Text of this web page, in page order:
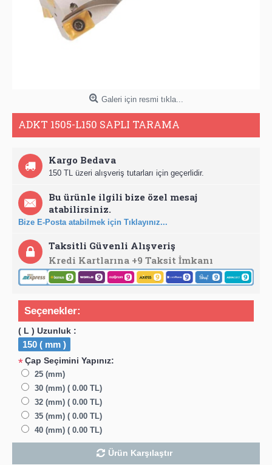
Galeri için resmi tıkla...
ADKT 1505-L150 SAPLI TARAMA
Kargo Bedava
150 TL üzeri alışveriş tutarları için geçerlidir.
Bu ürünle ilgili bize özel mesaj
atabilirsiniz.
Bize E-Posta atabilmek için Tıklayınız...
Taksitli Güvenli Alışveriş
Kredi Kartlarına +9 Taksit İmkanı
Seçenekler:
( L ) Uzunluk :
150 ( mm )
*Çap Seçimini Yapınız:
25 (mm)
30 (mm) ( 0.00 TL)
32 (mm) ( 0.00 TL)
35 (mm) ( 0.00 TL)
40 (mm) ( 0.00 TL)
Ürün Karşılaştır